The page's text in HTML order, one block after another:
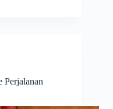
Perjalanan